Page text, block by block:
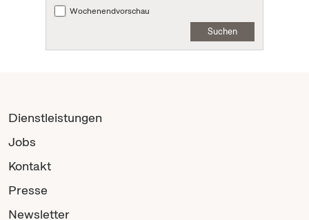
Wochenendvorschau
Suchen
Dienstleistungen
Jobs
Kontakt
Presse
Newsletter